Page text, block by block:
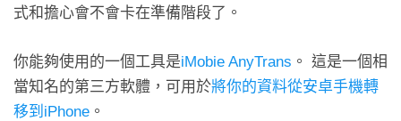
式和擔心會不會卡在準備階段了。
你能夠使用的一個工具是iMobie AnyTrans 。 這是一個相
當知名的第三方軟體，可用於將你的資料從安卓手機轉
移到iPhone 。